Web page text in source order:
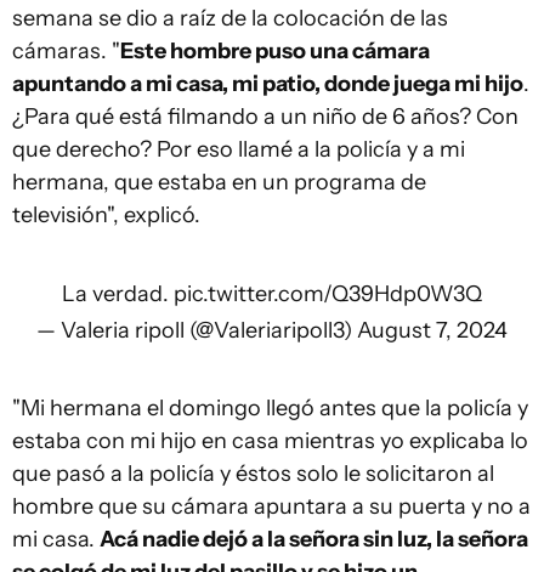
semana se dio a raíz de la colocación de las
cámaras. "Este hombre puso una cámara
apuntando a mi casa, mi patio, donde juega mi hijo.
¿Para qué está filmando a un niño de 6 años? Con
que derecho? Por eso llamé a la policía y a mi
hermana, que estaba en un programa de
televisión", explicó.
La verdad. pic.twitter.com/Q39Hdp0W3Q
— Valeria ripoll (@Valeriaripoll3) August 7, 2024
"Mi hermana el domingo llegó antes que la policía y
estaba con mi hijo en casa mientras yo explicaba lo
que pasó a la policía y éstos solo le solicitaron al
hombre que su cámara apuntara a su puerta y no a
mi casa. Acá nadie dejó a la señora sin luz, la señora